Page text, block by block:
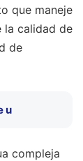
que maneje
la calidad de
de
u
compleja